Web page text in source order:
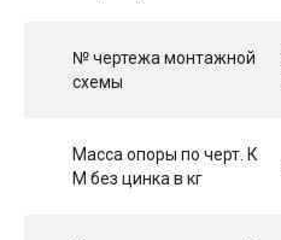
№ чертежа монтажной
схемы
Масса опоры по черт. К
М без цинка в кг